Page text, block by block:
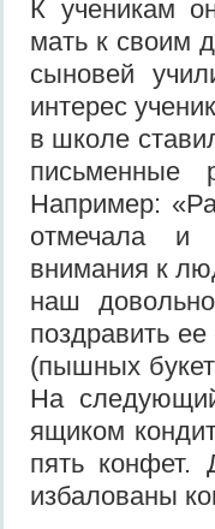
К ученикам
мать к своим
сыновей
интерес
в школе
письменные
Например:
отмечала и
внимания к
наш
поздравить
(пышных
На
ящиком
пять
избалованы